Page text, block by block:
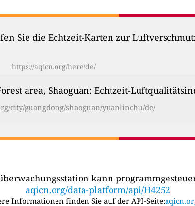
Sie die Echtzeit-Karten zur
https://aqicn.org/here/de/
area, Shaoguan: Echtzeit-
city/guangdong/shaoguan/yuanlinchu/de/
kann
aqicn.org/data-platform/api/H4252
Informationen finden Sie auf der API-Seite: